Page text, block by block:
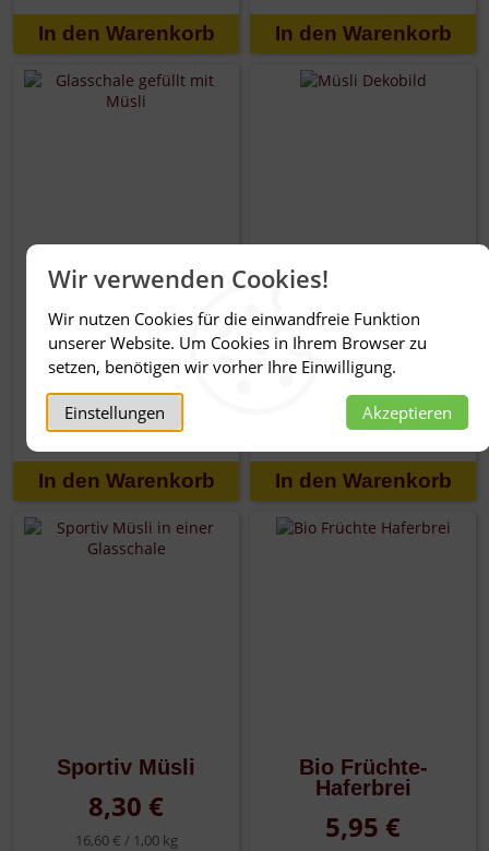
Wir verwenden Cookies!
Wir nutzen Cookies für die einwandfreie Funktion
unserer Website. Um Cookies in Ihrem Browser zu
setzen, benötigen wir vorher Ihre Einwilligung.
Einstellungen Akzeptieren
Joghurt Früchte
Müsli
6,75 €
13,50 € /1,00 kg
Knusper Erdbeer
Flakes
5,95 €
17,00 € /1,00 kg
Sportiv Müsli
8,30 €
16,60 € / 1,00 kg
Bio Früchte-
Haferbrei
5,95 €